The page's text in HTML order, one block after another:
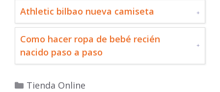
Athletic bilbao nueva camiseta
Como hacer ropa de bebé recién
nacido paso a paso
Categorías
Tienda Online